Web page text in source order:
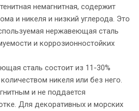
немагнитная, содержит
и никеля и низкий углерода. Это
нержавеющая сталь
и коррозионностойких
сталь состоит из 11-30%
никеля или без него.
и не поддается
Для декоративных и морских